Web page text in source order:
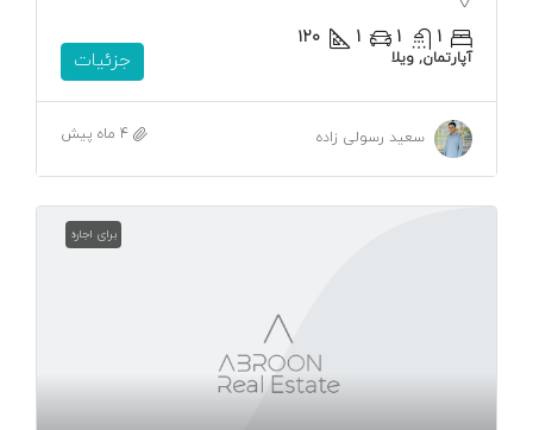
1
1
1 ۱۲۰
آپارتمان, ویلا جزئیات
سعید رسولی زاده 4 ماه پیش
برای اجاره